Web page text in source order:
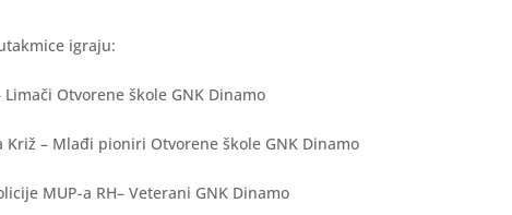
igraju:
Otvorene škole GNK Dinamo
– Mlađi pioniri Otvorene škole GNK Dinamo
MUP-a RH– Veterani GNK Dinamo